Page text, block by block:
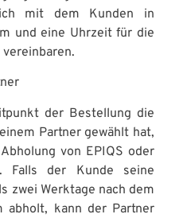
mit dem Kunden in
und eine Uhrzeit für die
der Bestellung die
Partner gewählt hat,
von EPIQS oder
Falls der Kunde seine
zwei Werktage nach dem
abholt, kann der Partner